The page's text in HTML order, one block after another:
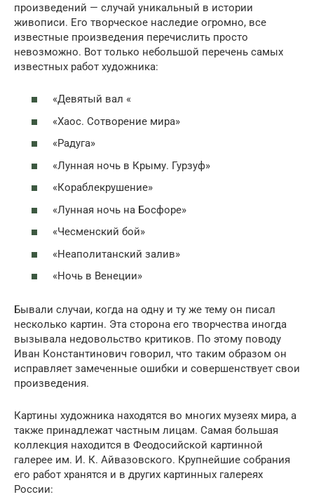
произведений — случай уникальный в истории
живописи. Его творческое наследие огромно, все
известные произведения перечислить просто
невозможно. Вот только небольшой перечень самых
известных работ художника:
«Девятый вал «
«Хаос. Сотворение мира»
«Радуга»
«Лунная ночь в Крыму. Гурзуф»
«Кораблекрушение»
«Лунная ночь на Босфоре»
«Чесменский бой»
«Неаполитанский залив»
«Ночь в Венеции»
Бывали случаи, когда на одну и ту же тему он писал
несколько картин. Эта сторона его творчества иногда
вызывала недовольство критиков. По этому поводу
Иван Константинович говорил, что таким образом он
исправляет замеченные ошибки и совершенствует свои
произведения.
Картины художника находятся во многих музеях мира, а
также принадлежат частным лицам. Самая большая
коллекция находится в Феодосийской картинной
галерее им. И. К. Айвазовского. Крупнейшие собрания
его работ хранятся и в других картинных галереях
России: